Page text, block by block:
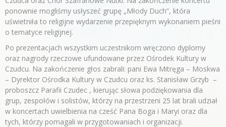
ponownie mogliśmy usłyszeć grupę „Młody Duch”, która
uświetniła to religijne wydarzenie przepięknym wykonaniem pieśni
o tematyce religijnej.
Po prezentacjach wszystkim uczestnikom wręczono dyplomy
oraz nagrody rzeczowe ufundowane przez Ośrodek Kultury w
Czudcu. Na zakończenie głos zabrali: pani Ewa Mitręga – Moskwa
– Dyrektor Ośrodka Kultury w Czudcu oraz ks. Stanisław Grzyb –
proboszcz Parafii Czudec , kierując słowa podziękowania dla
grup, zespołów i solistów, którzy na przestrzeni 25 lat brali udział
w koncertach uwielbienia na cześć Pana Boga i Maryi oraz dla
tych, którzy pomagali w przygotowaniach i organizacji.